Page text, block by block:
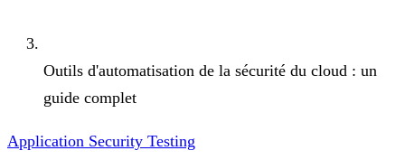
Outils d'automatisation de la sécurité du cloud : un
guide complet
Application Security Testing